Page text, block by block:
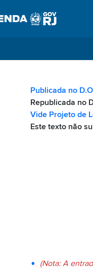
Publicada no
Republicada no
Vide Projeto de
Este texto não
(Nota: A